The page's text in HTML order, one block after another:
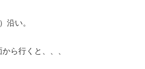
沿い。
ら行くと、、、